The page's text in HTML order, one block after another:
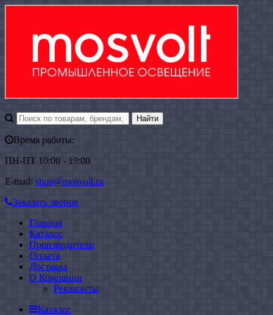
Время работы:
ПН-ПТ 10:00 - 19:00
E-mail: shop@mosvolt.ru
Заказать звонок
Главная
Каталог
Производители
Оплата
Доставка
О Компании
Реквизиты
Каталог